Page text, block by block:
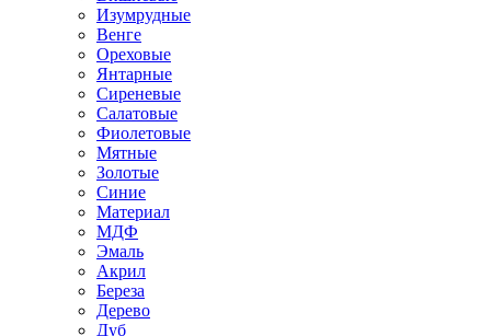
Изумрудные
Венге
Ореховые
Янтарные
Сиреневые
Салатовые
Фиолетовые
Мятные
Золотые
Синие
Материал
МДФ
Эмаль
Акрил
Береза
Дерево
Дуб